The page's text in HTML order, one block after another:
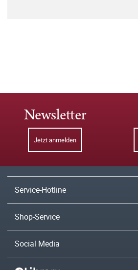
Newsletter
Jetzt anmelden
Service-Hotline
Shop-Service
Social Media